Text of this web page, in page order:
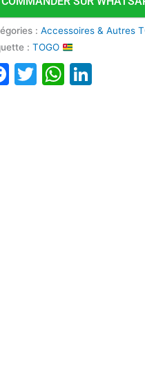
:Accessoires & Autres
:TOGO
Facebook
Twitter